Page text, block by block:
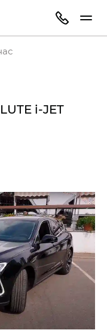
i‑JET